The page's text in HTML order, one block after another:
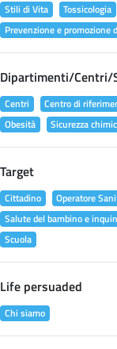
Stili di Vita
Tossicologia
Prevenzione e promozione
Dipartimenti/Centri/
Centri Centro di
Obesità
Sicurezza
Target
Cittadino Operatore
Salute del bambino e
Scuola
Life persuaded
Chi siamo